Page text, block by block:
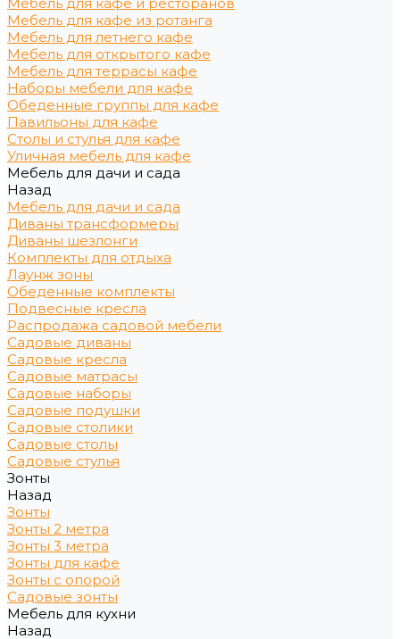
Мебель для кафе из ротанга
Мебель для летнего кафе
Мебель для открытого кафе
Мебель для террасы кафе
Наборы мебели для кафе
Обеденные группы для кафе
Павильоны для кафе
Столы и стулья для кафе
Уличная мебель для кафе
Мебель для дачи и сада
Назад
Мебель для дачи и сада
Диваны трансформеры
Диваны шезлонги
Комплекты для отдыха
Лаунж зоны
Обеденные комплекты
Подвесные кресла
Распродажа садовой мебели
Садовые диваны
Садовые кресла
Садовые матрасы
Садовые наборы
Садовые подушки
Садовые столики
Садовые столы
Садовые стулья
Зонты
Назад
Зонты
Зонты 2 метра
Зонты 3 метра
Зонты для кафе
Зонты с опорой
Садовые зонты
Мебель для кухни
Назад